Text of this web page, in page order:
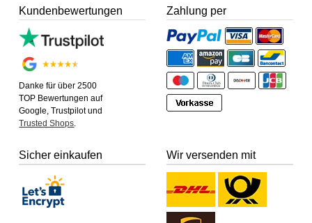
Kundenbewertungen
Danke für über 2500
TOP Bewertungen auf
Google, Trustpilot und
Trusted Shops.
Zahlung per
Sicher einkaufen Wir versenden mit